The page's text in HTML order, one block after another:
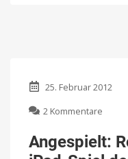
25. Februar 2012
2 Kommentare
Angespielt: